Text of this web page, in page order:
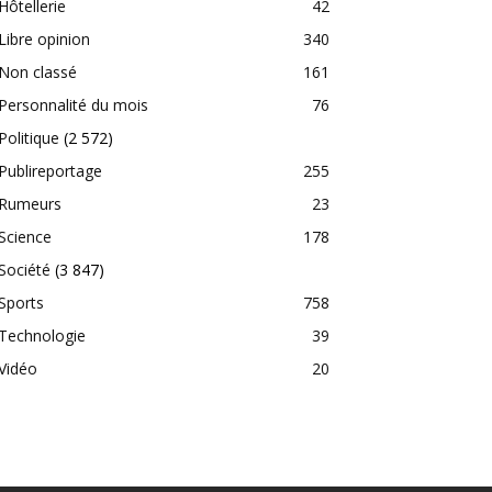
42
opinion
340
classé
161
du mois
76
(2 572)
255
23
178
(3 847)
758
39
20